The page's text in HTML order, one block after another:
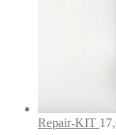
Repair-KIT